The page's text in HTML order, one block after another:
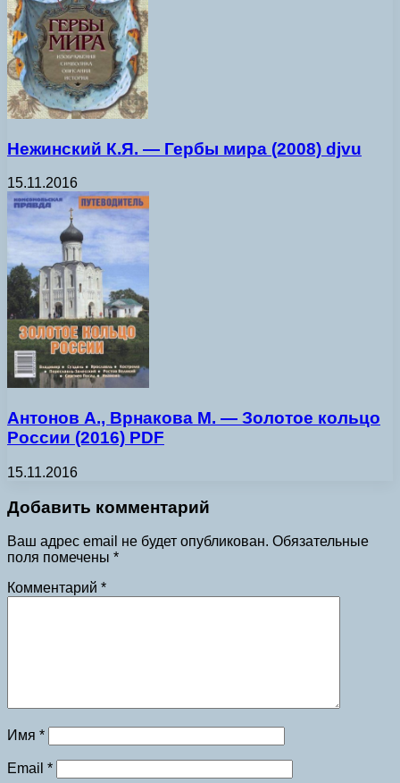
Нежинский К.Я. — Гербы мира (2008) djvu
15.11.2016
Антонов А., Врнакова М. — Золотое кольцо
России (2016) PDF
15.11.2016
Добавить комментарий
Ваш адрес email не будет опубликован. Обязательные
поля помечены *
Комментарий *
Имя *
Email *